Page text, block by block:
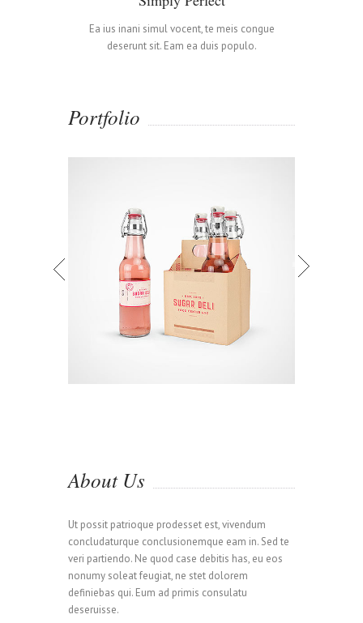
Ea ius inani simul vocent, te meis congue
deserunt sit. Eam ea duis populo.
Portfolio
Iceland Timelapse
Video
About Us
Ut possit patrioque prodesset est, vivendum
concludaturque conclusionemque eam in. Sed te
veri partiendo. Ne quod case debitis has, eu eos
nonumy soleat feugiat, ne stet dolorem
definiebas qui. Eum ad primis consulatu
deseruisse.